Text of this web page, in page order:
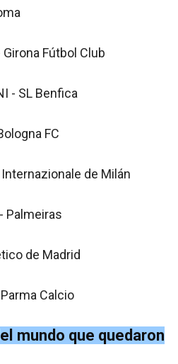
Girona Fútbol Club
- SL Benfica
FC
Internazionale de Milán
Palmeiras
de Madrid
Parma Calcio
mundo que quedaron